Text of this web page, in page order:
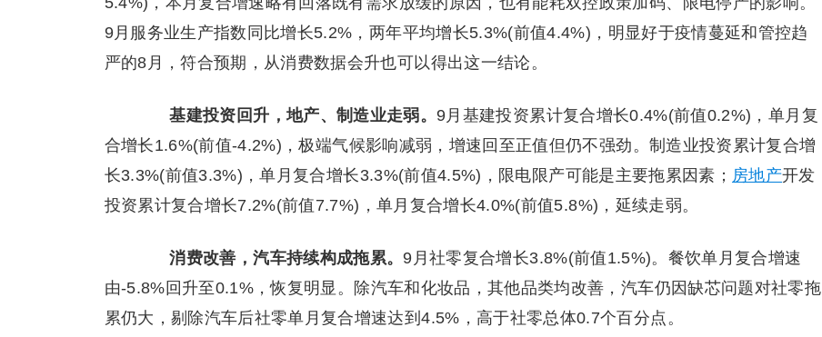
9月服务业生产指数同比增长5.2%，两年平均增长5.3%(前值4.4%)，明显好于疫情蔓延和管控趋
严的8月，符合预期，从消费数据会升也可以得出这一结论。
基建投资回升，地产、制造业走弱。9月基建投资累计复合增长0.4%(前值0.2%)，单月复
合增长1.6%(前值-4.2%)，极端气候影响减弱，增速回至正值但仍不强劲。制造业投资累计复合增
长3.3%(前值3.3%)，单月复合增长3.3%(前值4.5%)，限电限产可能是主要拖累因素； 房地产开发
投资累计复合增长7.2%(前值7.7%)，单月复合增长4.0%(前值5.8%)，延续走弱。
消费改善，汽车持续构成拖累。9月社零复合增长3.8%(前值1.5%)。餐饮单月复合增速
由-5.8%回升至0.1%，恢复明显。除汽车和化妆品，其他品类均改善，汽车仍因缺芯问题对社零拖
累仍大，剔除汽车后社零单月复合增速达到4.5%，高于社零总体0.7个百分点。